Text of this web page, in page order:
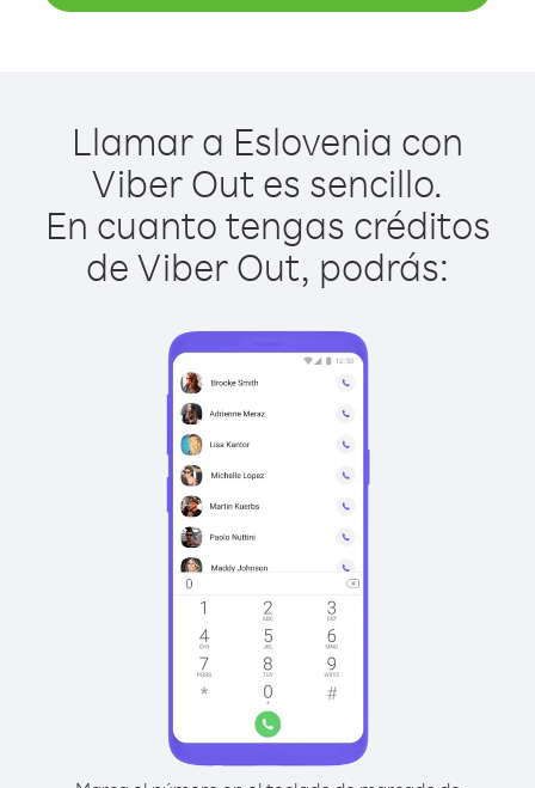
Llamar a Eslovenia con
Viber Out es sencillo.
En cuanto tengas créditos
de Viber Out, podrás: